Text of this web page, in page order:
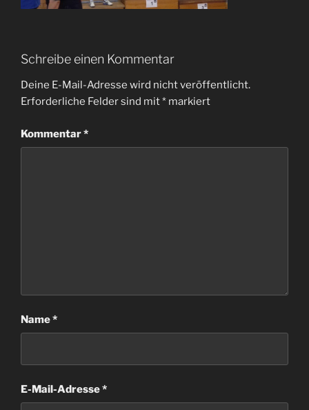
Schreibe einen Kommentar
Deine E-Mail-Adresse wird nicht veröffentlicht.
Erforderliche Felder sind mit* markiert
Kommentar*
Name*
E-Mail-Adresse*